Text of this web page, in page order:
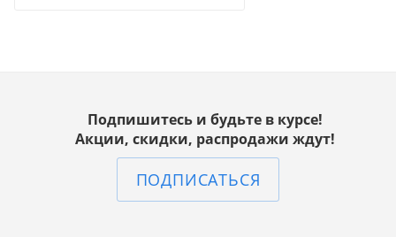
Подпишитесь и будьте в курсе!
Акции, скидки, распродажи ждут!
ПОДПИСАТЬСЯ